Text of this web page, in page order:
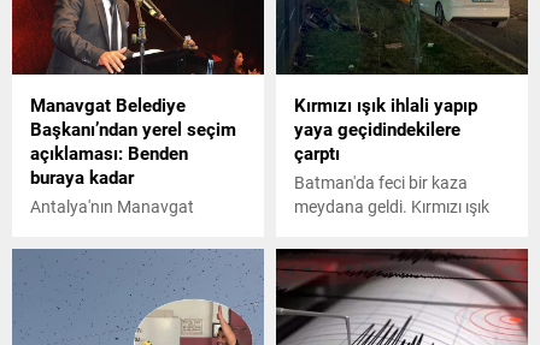
Manavgat Belediye
Başkanı’ndan yerel seçim
açıklaması: Benden
buraya kadar
Antalya'nın Manavgat
başkanlığı yapan CHP'li
Şükrü Sözen, bu dönem aday
olmayacağını açıkladı.
Kırmızı ışık ihlali yapıp
yaya geçidindekilere
çarptı
Batman'da feci bir kaza
meydana geldi. Kırmızı ışık
geçidinde biri bebek 4 kişiye
çarptı. İşte detaylar...